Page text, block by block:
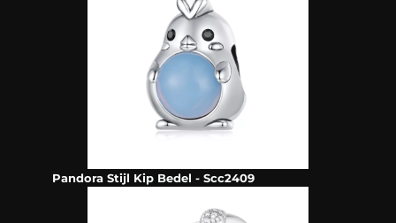
Pandora Stijl Kip Bedel - Scc2409